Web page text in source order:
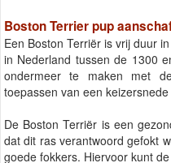
Boston Terrier pup
Een Boston Terriër is vrij duur
in Nederland tussen de 1300
ondermeer te maken met
toepassen van een
De Boston Terriër is een
dat dit ras verantwoord gefokt
goede fokkers. Hiervoor kunt